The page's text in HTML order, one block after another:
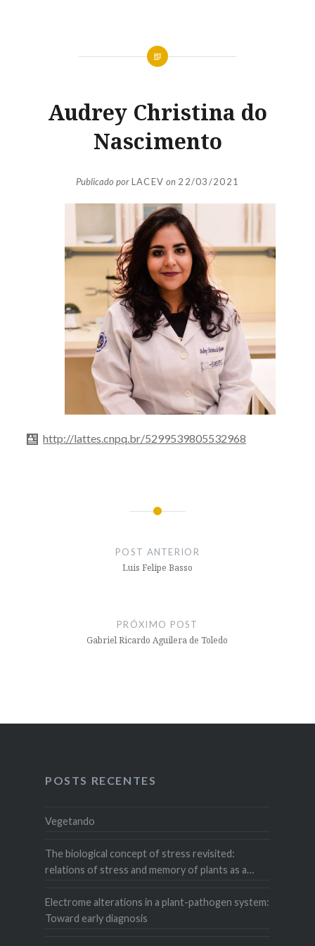
Audrey Christina do
Nascimento
Publicado porLACEV on 22/03/2021
http://lattes.cnpq.br/5299539805532968
POST ANTERIOR
Luis Felipe Basso
PRÓXIMO POST
Gabriel Ricardo Aguilera de Toledo
POSTS RECENTES
Vegetando
The biological concept of stress revisited:
relations of stress and memory of plants as a
Electrome alterations in a plant-pathogen system:
Toward early diagnosis